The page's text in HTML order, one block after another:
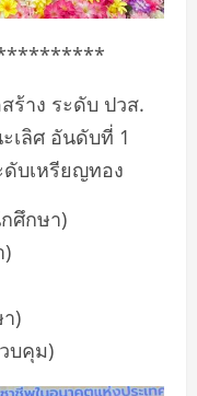
ร้าง ระดับ ปวส.
เลิศ อันดับที่ 1
บเหรียญทอง
ศึกษา)
)
บคุม)